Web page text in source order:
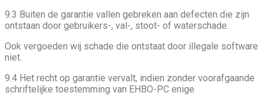
9.3 Buiten de garantie vallen gebreken aan defecten die zijn
ontstaan door gebruikers-, val-, stoot- of waterschade.
Ook vergoeden wij schade die ontstaat door illegale software
niet.
9.4 Het recht op garantie vervalt, indien zonder voorafgaande
schriftelijke toestemming van EHBO-PC enige